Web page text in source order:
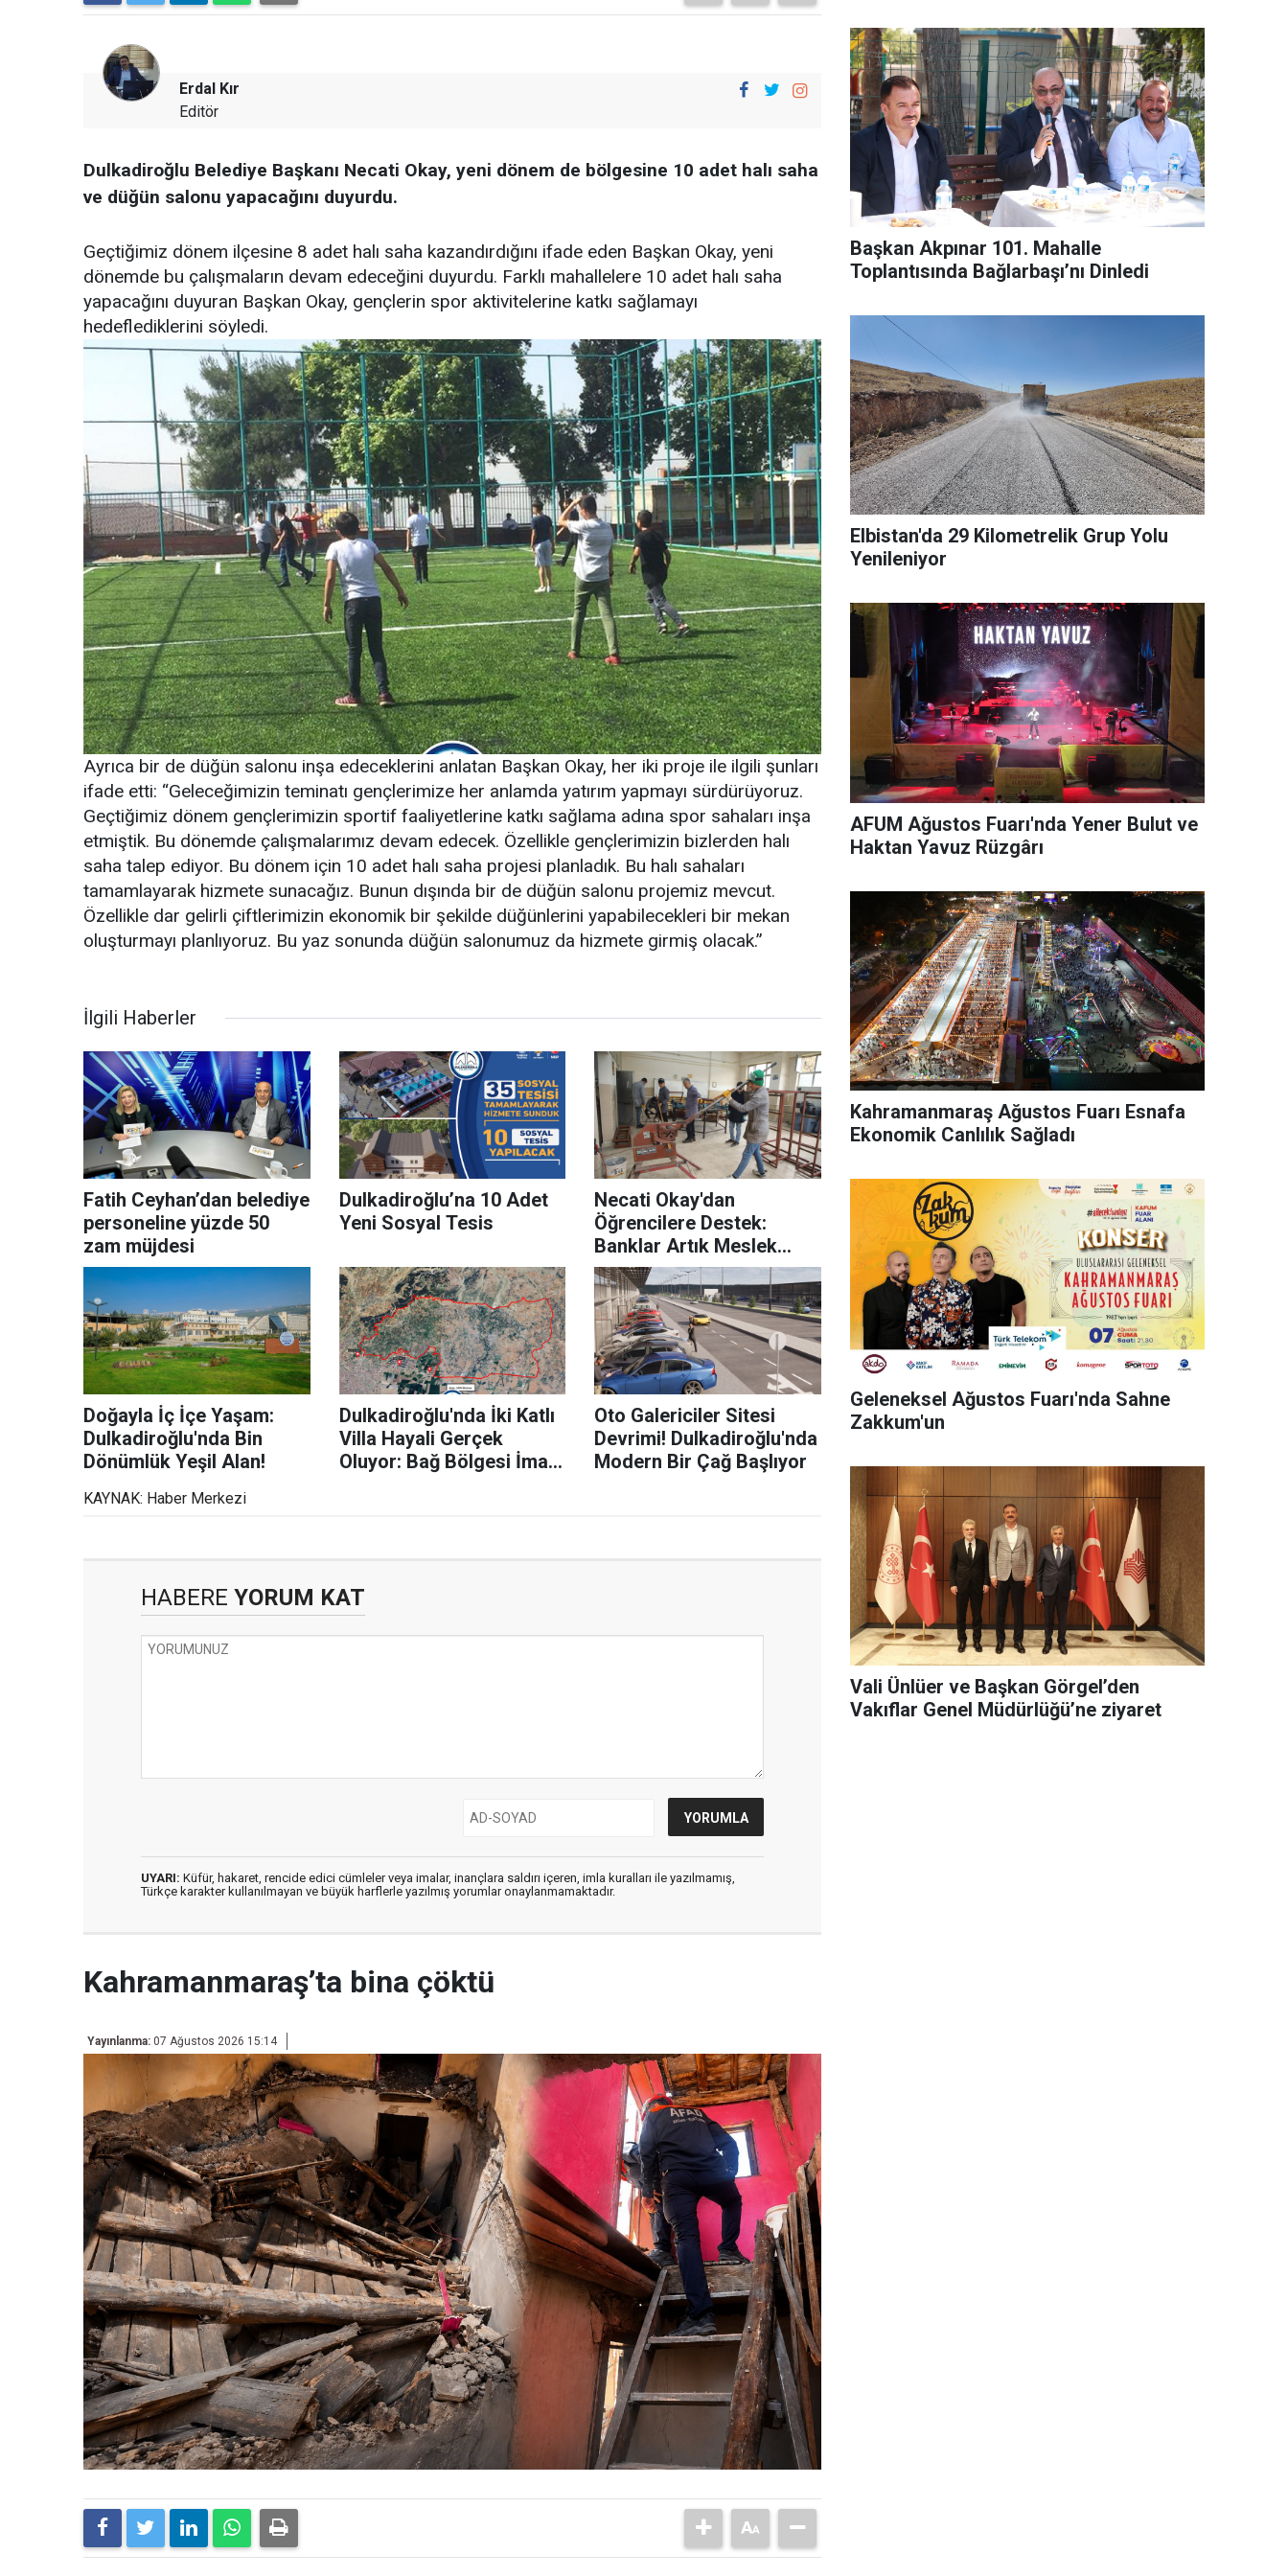
Erdal Kır
Editör
Dulkadiroğlu Belediye Başkanı Necati Okay, yeni dönem de bölgesine 10 adet halı saha
ve düğün salonu yapacağını duyurdu.
Geçtiğimiz dönem ilçesine 8 adet halı saha kazandırdığını ifade eden Başkan Okay, yeni
dönemde bu çalışmaların devam edeceğini duyurdu. Farklı mahallelere 10 adet halı saha
yapacağını duyuran Başkan Okay, gençlerin spor aktivitelerine katkı sağlamayı
hedeflediklerini söyledi.
Ayrıca bir de düğün salonu inşa edeceklerini anlatan Başkan Okay, her iki proje ile ilgili şunları
ifade etti: “Geleceğimizin teminatı gençlerimize her anlamda yatırım yapmayı sürdürüyoruz.
Geçtiğimiz dönem gençlerimizin sportif faaliyetlerine katkı sağlama adına spor sahaları inşa
etmiştik. Bu dönemde çalışmalarımız devam edecek. Özellikle gençlerimizin bizlerden halı
saha talep ediyor. Bu dönem için 10 adet halı saha projesi planladık. Bu halı sahaları
tamamlayarak hizmete sunacağız. Bunun dışında bir de düğün salonu projemiz mevcut.
Özellikle dar gelirli çiftlerimizin ekonomik bir şekilde düğünlerini yapabilecekleri bir mekan
oluşturmayı planlıyoruz. Bu yaz sonunda düğün salonumuz da hizmete girmiş olacak.”
İlgili Haberler
Fatih Ceyhan’dan belediye
personeline yüzde 50
zam müjdesi
Dulkadiroğlu’na 10 Adet
Yeni Sosyal Tesis
Necati Okay'dan
Öğrencilere Destek:
Banklar Artık Meslek
Lisesi'nde Üretilecek!
Doğayla İç İçe Yaşam:
Dulkadiroğlu'nda Bin
Dönümlük Yeşil Alan!
Dulkadiroğlu'nda İki Katlı
Villa Hayali Gerçek
Oluyor: Bağ Bölgesi İmar
Oto Galericiler Sitesi
Devrimi! Dulkadiroğlu'nda
Modern Bir Çağ Başlıyor
KAYNAK: Haber Merkezi
HABERE YORUM KAT
UYARI: Küfür, hakaret, rencide edici cümleler veya imalar, inançlara saldırı içeren, imla kuralları ile yazılmamış,
Türkçe karakter kullanılmayan ve büyük harflerle yazılmış yorumlar onaylanmamaktadır.
Kahramanmaraş’ta bina çöktü
Yayınlanma: 07 Ağustos 2026 15:14
Başkan Akpınar 101. Mahalle
Toplantısında Bağlarbaşı’nı Dinledi
Elbistan'da 29 Kilometrelik Grup Yolu
Yenileniyor
AFUM Ağustos Fuarı'nda Yener Bulut ve
Haktan Yavuz Rüzgârı
Kahramanmaraş Ağustos Fuarı Esnafa
Ekonomik Canlılık Sağladı
Geleneksel Ağustos Fuarı'nda Sahne
Zakkum'un
Vali Ünlüer ve Başkan Görgel’den
Vakıflar Genel Müdürlüğü’ne ziyaret